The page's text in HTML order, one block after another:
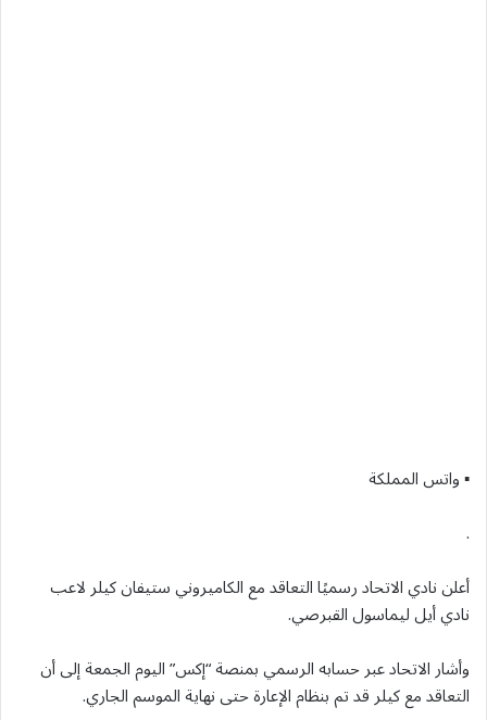
▪︎ واتس المملكة
.
أعلن نادي الاتحاد رسميًا التعاقد مع الكاميروني ستيفان كيلر لاعب
نادي أيل ليماسول القبرصي.
وأشار الاتحاد عبر حسابه الرسمي بمنصة “إكس” اليوم الجمعة إلى أن
التعاقد مع كيلر قد تم بنظام الإعارة حتى نهاية الموسم الجاري.